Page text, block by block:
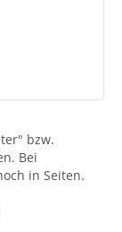
bzw.
Bei
in Seiten.